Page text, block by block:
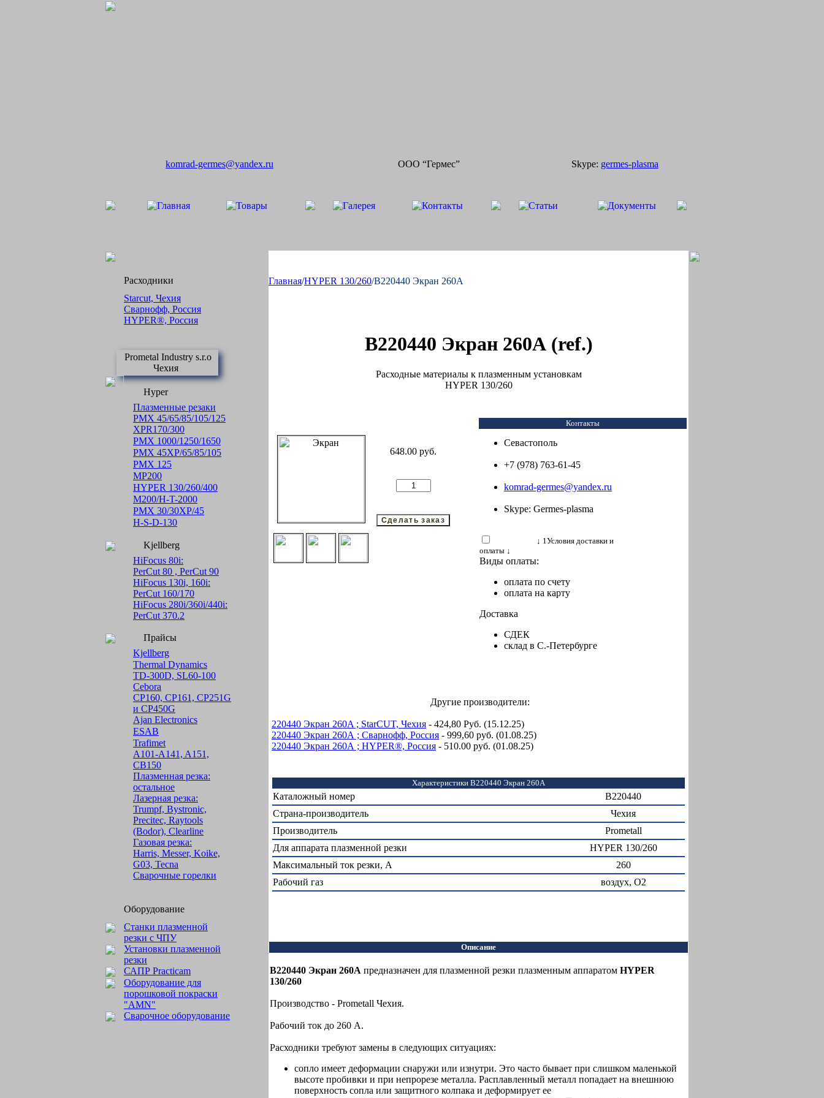
komrad-germes@yandex.ru ООО “Гермес” Skype: germes-plasma
Расходники
Starcut, Чехия
Сварнофф, Россия
HYPER®, Россия
Prometal Industry s.r.o
Чехия
Hyper
Плазменные резаки
PMX 45/65/85/105/125
XPR170/300
PMX 1000/1250/1650
PMX 45XP/65/85/105
PMX 125
MP200
HYPER 130/260/400
M200/H-T-2000
PMX 30/30XP/45
H-S-D-130
Kjellberg
HiFocus 80i:
PerCut 80 , PerCut 90
HiFocus 130i, 160i:
PerCut 160/170
HiFocus 280i/360i/440i:
PerCut 370.2
Прайсы
Kjellberg
Thermal Dynamics
TD-300D, SL60-100
Cebora
CP160, CP161, CP251G
и CP450G
Ajan Electronics
ESAB
Trafimet
A101-A141, A151,
CB150
Плазменная резка:
остальное
Лазерная резка:
Trumpf, Bystronic,
Precitec, Raytools
(Bodor), Clearline
Газовая резка:
Harris, Messer, Koike,
G03, Tecna
Сварочные горелки
Оборудование
Станки плазменной
резки с ЧПУ
Установки плазменной
резки
САПР Practicam
Оборудование для
порошковой покраски
"AMN"
Сварочное оборудование
Главная/HYPER 130/260/B220440 Экран 260А
B220440 Экран 260А (ref.)
Расходные материалы к плазменным установкам
HYPER 130/260
648.00 руб.
Контакты
Севастополь
+7 (978) 763-61-45
komrad-germes@yandex.ru
Skype: Germes-plasma
↓ 1Условия доставки и
оплаты ↓
Виды оплаты:
оплата по счету
оплата на карту
Доставка
СДЕК
склад в С.-Петербурге
Другие производители:
220440 Экран 260A ; StarCUT, Чехия - 424,80 Руб. (15.12.25)
220440 Экран 260А ; Сварнофф, Россия - 999,60 руб. (01.08.25)
220440 Экран 260А ; HYPER®, Россия - 510.00 руб. (01.08.25)
Характеристики B220440 Экран 260А
Каталожный номер
B220440
Страна-производитель
Чехия
Производитель
Prometall
Для аппарата плазменной резки
HYPER 130/260
Максимальный ток резки, А
260
Рабочий газ
воздух, O2
Описание
B220440 Экран 260А предназначен для плазменной резки плазменным аппаратом HYPER
130/260
Производство - Prometall Чехия.
Рабочий ток до 260 А.
Расходники требуют замены в следующих ситуациях:
сопло имеет деформации снаружи или изнутри. Это часто бывает при слишком маленькой
высоте пробивки и при непрорезе металла. Расплавленный металл попадает на внешнюю
поверхность сопла или защитного колпака и деформирует ее